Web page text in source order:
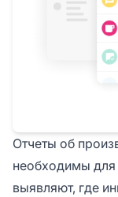
Отчеты об
необходимы для
выявляют, где